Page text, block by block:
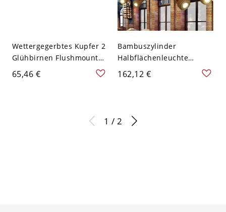
Wettergegerbtes Kupfer 2
Glühbirnen Flushmount
Antiqued Amber Glass
Capsule LED Semi Flush
65,46 €
Bambuszylinder
Halbflächenleuchte
Drehbare Lodge 2-Kopf
Innenraum-
162,12 €
1 / 2